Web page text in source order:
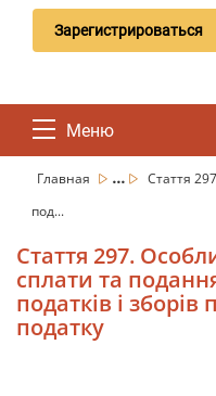
Зарегистрироваться
Меню
Главная ...
Стаття
под...
Стаття 297.
сплати та
податків і
податку